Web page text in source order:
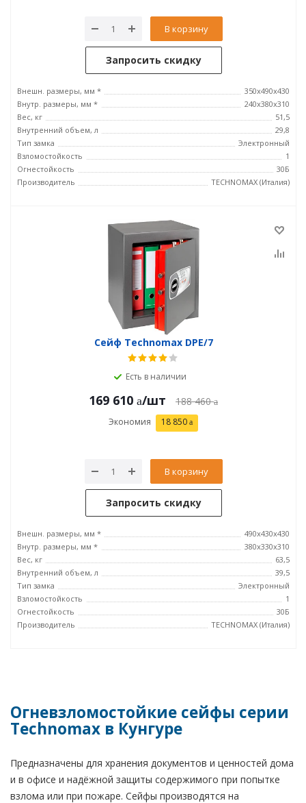
В корзину
Запросить скидку
Внешн. размеры, мм *
350х490х430
Внутр. размеры, мм *
240х380х310
Вес, кг
51,5
Внутренний объем, л
29,8
Тип замка
Электронный
Взломостойкость
1
Огнестойкость
30Б
Производитель
TECHNOMAX (Италия)
Сейф Technomax DPE/7
Есть в наличии
169 610 /шт 188 460
Экономия 18 850
В корзину
Запросить скидку
Внешн. размеры, мм *
490х430х430
Внутр. размеры, мм *
380х330х310
Вес, кг
63,5
Внутренний объем, л
39,5
Тип замка
Электронный
Взломостойкость
1
Огнестойкость
30Б
Производитель
TECHNOMAX (Италия)
Огневзломостойкие сейфы серии
Technomax в Кунгуре
Предназначены для хранения документов и ценностей дома
и в офисе и надёжной защиты содержимого при попытке
взлома или при пожаре. Сейфы производятся на